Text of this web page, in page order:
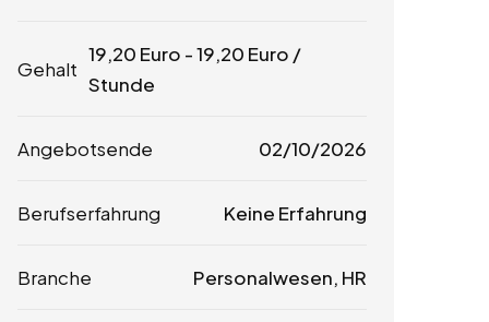
Gehalt
19,20 Euro -19,20 Euro /
Stunde
Angebotsende 02/10/2026
Berufserfahrung Keine Erfahrung
Branche Personalwesen, HR